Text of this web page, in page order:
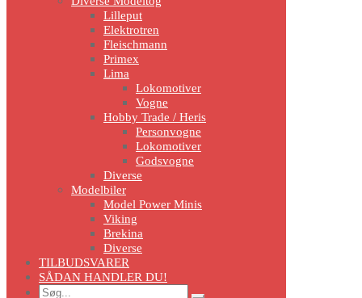
Lilleput
Elektrotren
Fleischmann
Primex
Lima
Lokomotiver
Vogne
Hobby Trade / Heris
Personvogne
Lokomotiver
Godsvogne
Diverse
Modelbiler
Model Power Minis
Viking
Brekina
Diverse
TILBUDSVARER
SÅDAN HANDLER DU!
Search